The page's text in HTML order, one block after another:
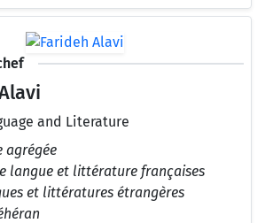
and Literature
agrégée
langue et littérature françaises
et littératures étrangères